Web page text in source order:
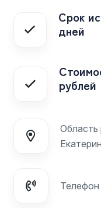
Срок
дней
рублей
Область
Телефон